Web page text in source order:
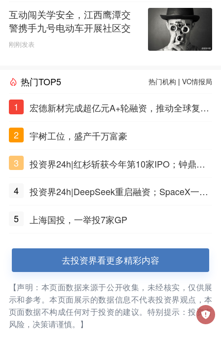
互动闯关学安全，江西鹰潭交
警携手九号电动车开展社区交
通安全科普活动
刚刚发表
热门TOP5 热门机构 |VC情报局
1
宏德新材完成超亿元A+轮融资，推动全球复合
2
宇树工位，盛产千万富豪
3
投资界24h|红杉斩获今年第10家IPO；钟鼎投
水
4
投资界24h|DeepSeek重启融资；SpaceX一夜
5
上海国投，一举投7家GP
去投资界看更多精彩内容
【声明：本页面数据来源于公开收集，未经核实，仅供展
示和参考。本页面展示的数据信息不代表投资界观点，本
页面数据不构成任何对于投资的建议。特别提示：投资有
风险，决策请谨慎。】